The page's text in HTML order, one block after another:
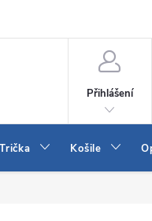
Přihlášení
Trička Košile